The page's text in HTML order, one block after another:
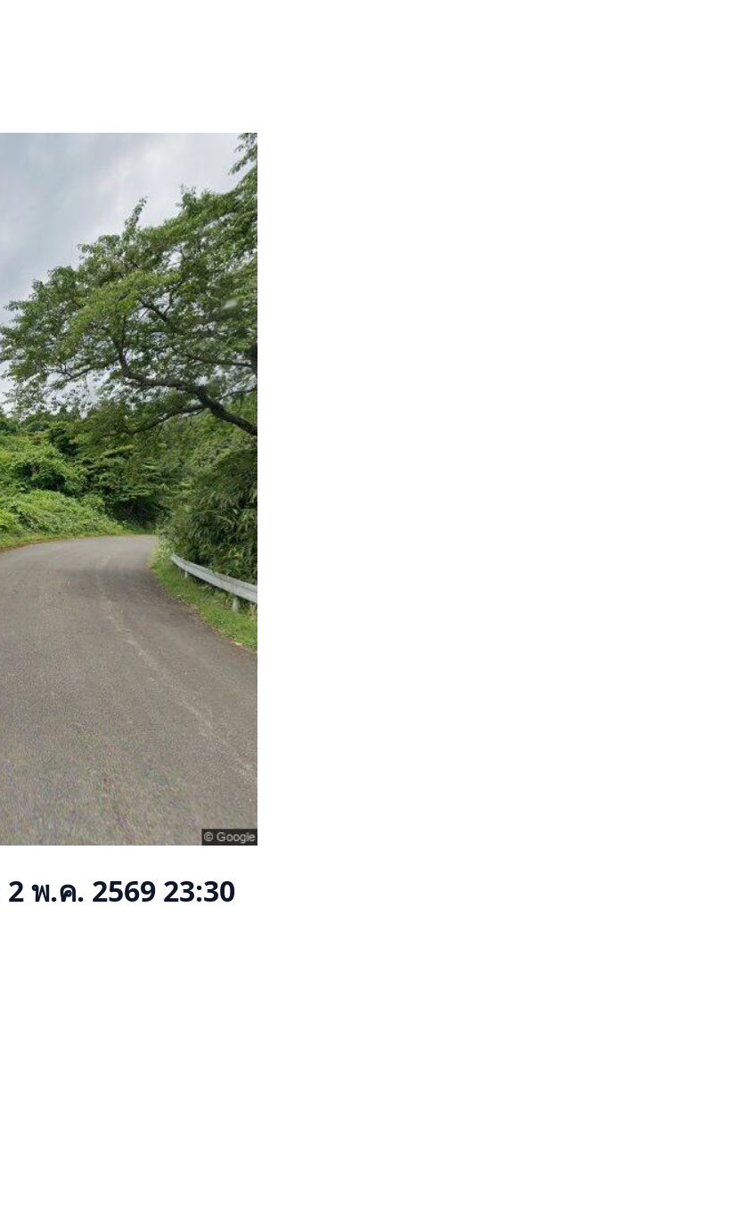
2 พ.ค. 2569 23:30